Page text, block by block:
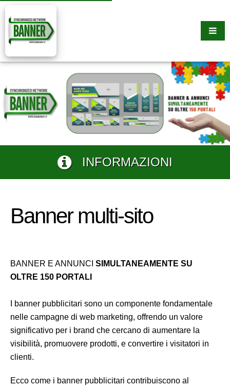
INFORMAZIONI
Banner multi-sito
BANNER E ANNUNCI SIMULTANEAMENTE SU
OLTRE 150 PORTALI
I banner pubblicitari sono un componente fondamentale
nelle campagne di web marketing, offrendo un valore
significativo per i brand che cercano di aumentare la
visibilità, promuovere prodotti, e convertire i visitatori in
clienti.
Ecco come i banner pubblicitari contribuiscono al